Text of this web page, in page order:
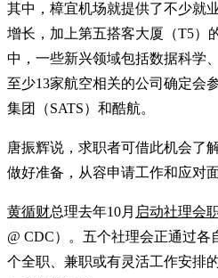
其中，樟宜机场就提供了不少就
增长，加上第五搭客大厦（T5）
中，一些新兴领域包括数据科学
至少13家航空相关的公司确定会
集团（SATS）和酷航。
唐振辉说，求职者可借此机会了
做好准备，从容申请工作和应对面
黄循财总理去年10月 启动社理会
@ CDC）。五个社理会正通过
个全职、兼职或有灵活工作安排